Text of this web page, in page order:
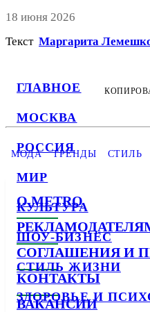
ГЛАВНОЕ
МОСКВА
РОССИЯ
МИР
КУЛЬТУРА
ШОУ-БИЗНЕС
СТИЛЬ ЖИЗНИ
ЗДОРОВЬЕ И
18 июня 2026
Текст Маргарита
МОДА ТРЕНДЫ СТИЛЬ
О METRO
СОГЛАШЕНИЯ И
КОНТАКТЫ
ВАКАНСИИ